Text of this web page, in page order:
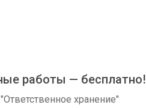
работы — бесплатно!
хранение"